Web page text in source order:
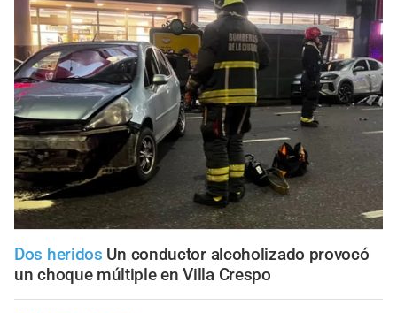
Dos heridos Un conductor alcoholizado provocó
un choque múltiple en Villa Crespo